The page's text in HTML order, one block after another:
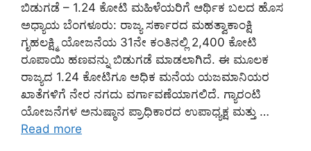
ಬಿಡುಗಡೆ – 1.24 ಕೋಟಿ ಮಹಿಳೆಯರಿಗೆ ಆರ್ಥಿಕ ಬಲದ ಹೊಸ
ಅಧ್ಯಾಯ ಬೆಂಗಳೂರು: ರಾಜ್ಯ ಸರ್ಕಾರದ ಮಹತ್ವಾಕಾಂಕ್ಷಿ
ಗೃಹಲಕ್ಷ್ಮಿ ಯೋಜನೆಯ 31ನೇ ಕಂತಿನಲ್ಲಿ 2,400 ಕೋಟಿ
ರೂಪಾಯಿ ಹಣವನ್ನು ಬಿಡುಗಡೆ ಮಾಡಲಾಗಿದೆ. ಈ ಮೂಲಕ
ರಾಜ್ಯದ 1.24 ಕೋಟಿಗೂ ಅಧಿಕ ಮನೆಯ ಯಜಮಾನಿಯರ
ಖಾತೆಗಳಿಗೆ ನೇರ ನಗದು ವರ್ಗಾವಣೆಯಾಗಲಿದೆ. ಗ್ಯಾರಂಟಿ
ಯೋಜನೆಗಳ ಅನುಷ್ಠಾನ ಪ್ರಾಧಿಕಾರದ ಉಪಾಧ್ಯಕ್ಷ ಮತ್ತು …
Read more